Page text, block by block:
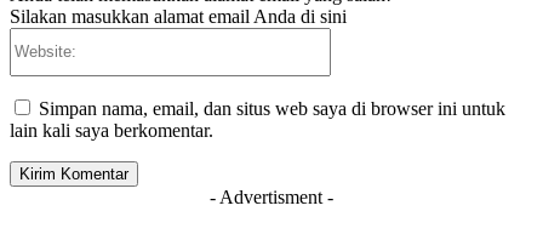
Silakan masukkan alamat email Anda di sini
Simpan nama, email, dan situs web saya di browser ini untuk
lain kali saya berkomentar.
- Advertisment -